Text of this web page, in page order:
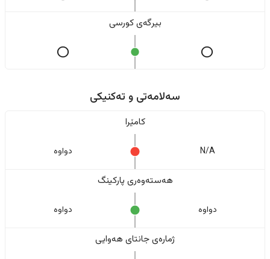
بیرگەی کورسی
سەلامەتی و تەکنیکی
کامێرا
N/A دواوە
هەستەوەری پارکینگ
دواوە دواوە
ژمارەی جانتای هەوایی